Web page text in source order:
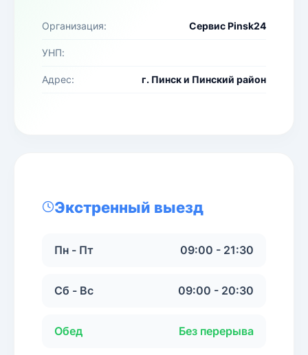
Организация: Сервис Pinsk24
УНП:
Адрес: г. Пинск и Пинский район
Экстренный выезд
Пн - Пт 09:00 - 21:30
Сб - Вс 09:00 - 20:30
Обед Без перерыва